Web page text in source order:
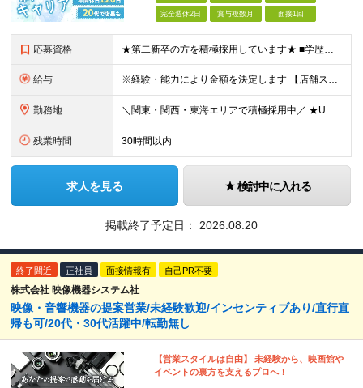
完全週休2日 賞与複数月 面接1回
応募資格 ★第二新卒の方を積極採用しています★ ■学歴不問 ■業種・職種とも未経験OK！ ＼店長やエリアマネージャーの経験がある方は即戦力として／ 【ブランク・未経験の方も大歓迎】 大切なのは、スタッフや
給与 ※経験・能力により金額を決定します 【店舗スタッフスタート】 ■月給24万3000円～ ※上記金額には固定残業代（19時間分／29,300円）を含む。 ※上記を超える時間外労働分は追加で支給 ※引
勤務地 ＼関東・関西・東海エリアで積極採用中／ ★U・Iターン歓迎！ ★住居手当有り（規定あり） ★WEB面接1回のみ！ ★現在のお住まいから引っ越しが必要な場合には、 住居取得にかかる初期費用・引っ越し
残業時間 30時間以内
求人を見る 検討中に入れる
掲載終了予定日： 2026.08.20
終了間近 正社員 面接情報有 自己PR不要
株式会社 映像機器システム社
映像・音響機器の提案営業/未経験歓迎/インセンティブあり/直行直
帰も可/20代・30代活躍中/転勤無し
【営業スタイルは自由】 未経験から、映画館や
イベントの裏方を支えるプロへ！